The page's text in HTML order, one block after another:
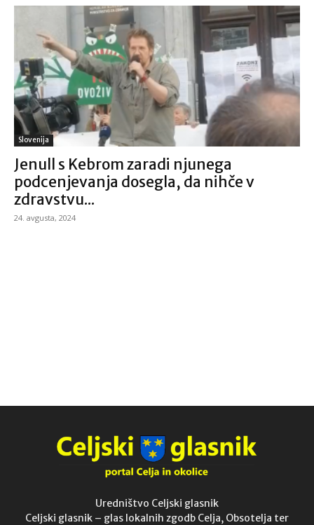
Slovenija
Jenull s Kebrom zaradi njunega
podcenjevanja dosegla, da nihče v
zdravstvu...
24. avgusta, 2024
Uredništvo Celjski glasnik
Celjski glasnik – glas lokalnih zgodb Celja, Obsotelja ter